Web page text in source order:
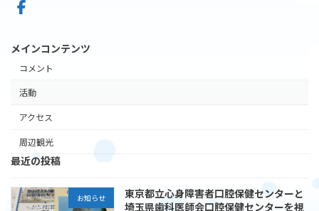
メインコンテンツ
コメント
活動
アクセス
周辺観光
最近の投稿
お知らせ
東京都立心身障害者口腔保健センターと
埼玉県歯科医師会口腔保健センターを視